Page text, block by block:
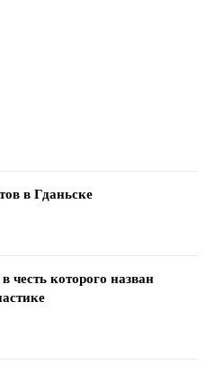
в Гданьске
которого назван